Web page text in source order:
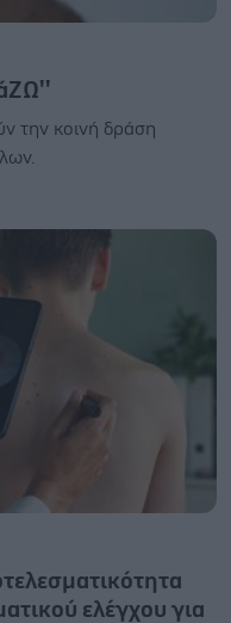
την κοινή δράση
ελέγχου για